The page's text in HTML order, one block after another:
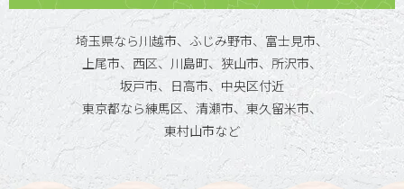
埼玉県なら川越市、ふじみ野市、富士見市、
上尾市、西区、川島町、狭山市、所沢市、
坂戸市、日高市、中央区付近
東京都なら練馬区、清瀬市、東久留米市、
東村山市など